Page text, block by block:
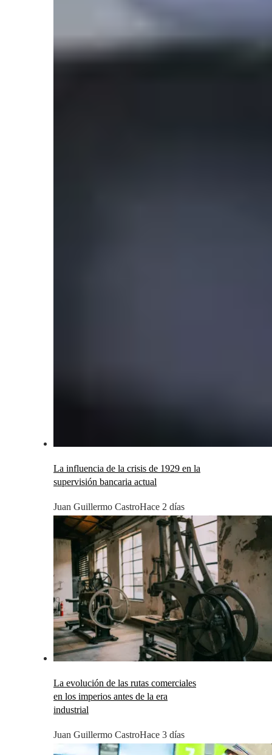
La influencia de la crisis de 1929 en la
supervisión bancaria actual
Juan Guillermo CastroHace 2 días
La evolución de las rutas comerciales
en los imperios antes de la era
industrial
Juan Guillermo CastroHace 3 días